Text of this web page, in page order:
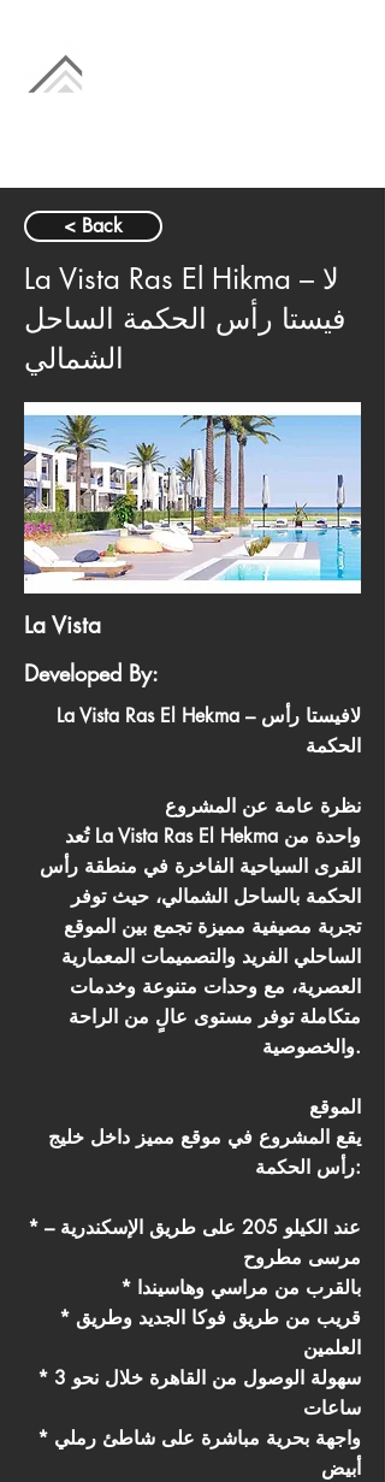
< Back
La Vista Ras El Hikma – لا
فيستا رأس الحكمة الساحل
الشمالي
La Vista
Developed By:
La Vista Ras El Hekma – لافيستا رأس
الحكمة
نظرة عامة عن المشروع
تُعد La Vista Ras El Hekma واحدة من
القرى السياحية الفاخرة في منطقة رأس
الحكمة بالساحل الشمالي، حيث توفر
تجربة مصيفية مميزة تجمع بين الموقع
الساحلي الفريد والتصميمات المعمارية
العصرية، مع وحدات متنوعة وخدمات
متكاملة توفر مستوى عالٍ من الراحة
والخصوصية.
الموقع
يقع المشروع في موقع مميز داخل خليج
رأس الحكمة:
* عند الكيلو 205 على طريق الإسكندرية –
مرسى مطروح
* بالقرب من مراسي وهاسيندا
* قريب من طريق فوكا الجديد وطريق
العلمين
* سهولة الوصول من القاهرة خلال نحو 3
ساعات
* واجهة بحرية مباشرة على شاطئ رملي
أبيض